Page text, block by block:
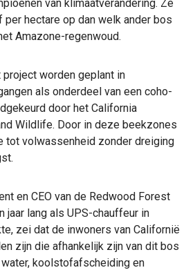
van klimaatverandering. Ze
hectare op dan welk ander bos
Amazone-regenwoud.
worden geplant in
als onderdeel van een coho-
door het California
Wildlife. Door in deze beekzones
tot volwassenheid zonder dreiging
en CEO van de Redwood Forest
jaar lang als UPS-chauffeur in
zei dat de inwoners van Californië
zijn die afhankelijk zijn van dit bos
koolstofafscheiding en